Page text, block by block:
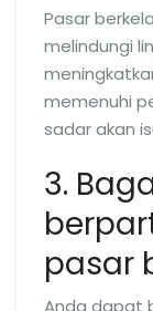
Pasar
melindungi
memenuhi
sadar akan
3.
pasar
Anda dapat